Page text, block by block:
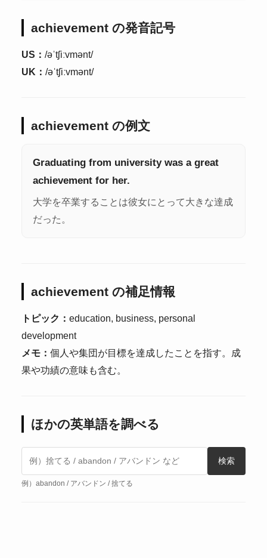
achievement の発音記号
US： /əˈtʃiːvmənt/
UK： /əˈtʃiːvmənt/
achievement の例文
Graduating from university was a great
achievement for her.
大学を卒業することは彼女にとって大きな達成
だった。
achievement の補足情報
トピック： education, business, personal
development
メモ： 個人や集団が目標を達成したことを指す。成
果や功績の意味も含む。
ほかの英単語を調べる
検索
例）abandon / アバンドン / 捨てる